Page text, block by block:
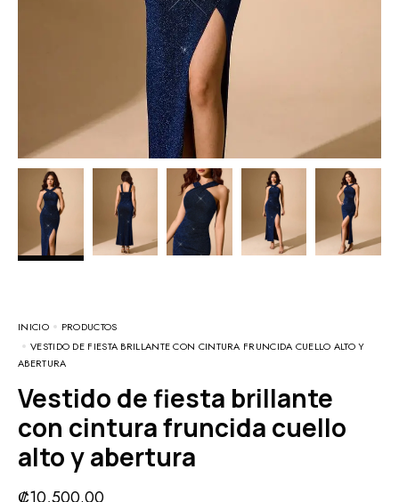
INICIO
PRODUCTOS
VESTIDO DE FIESTA BRILLANTE CON CINTURA FRUNCIDA CUELLO ALTO Y
ABERTURA
Vestido de fiesta brillante
con cintura fruncida cuello
alto y abertura
₡10,500.00